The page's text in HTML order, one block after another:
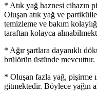
* Atık yağ haznesi cihazın
Oluşan atık yağ ve
temizleme ve bakım
taraftan kolayca
* Ağır şartlara dayanıklı
brülörün üstünde mevcuttur.
* Oluşan fazla yağ, pişirme
gitmektedir. Böylece yağın